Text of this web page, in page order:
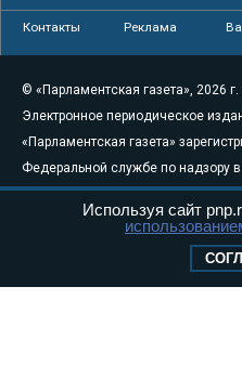
Контакты Реклама
© «Парламентская газета», 2026 г.
Электронное периодическое
«Парламентская газета»
Федеральной службе по надзору
связи, информационных
массовых коммуникаций
Свидетельство о регистрации Эл
Используя сайт